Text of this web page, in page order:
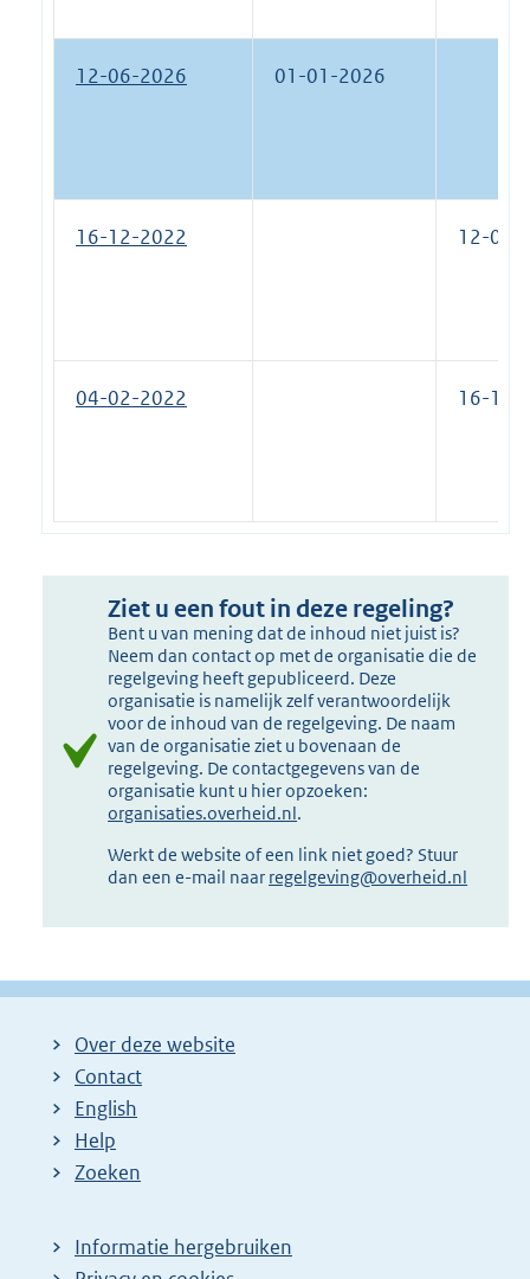
12-06-2026 01-01-2026
16-12-2022 12-06-
04-02-2022 16-12-
Ziet u een fout in deze regeling?
Bent u van mening dat de inhoud niet juist is?
Neem dan contact op met de organisatie die de
regelgeving heeft gepubliceerd. Deze
organisatie is namelijk zelf verantwoordelijk
voor de inhoud van de regelgeving. De naam
van de organisatie ziet u bovenaan de
regelgeving. De contactgegevens van de
organisatie kunt u hier opzoeken:
organisaties.overheid.nl.
Werkt de website of een link niet goed? Stuur
dan een e-mail naar regelgeving@overheid.nl
Over deze website
Contact
English
Help
Zoeken
Informatie hergebruiken